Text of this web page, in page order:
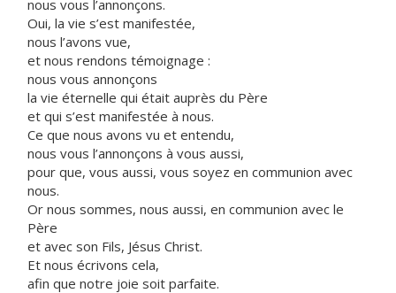
nous vous l’annonçons.
Oui, la vie s’est manifestée,
nous l’avons vue,
et nous rendons témoignage :
nous vous annonçons
la vie éternelle qui était auprès du Père
et qui s’est manifestée à nous.
Ce que nous avons vu et entendu,
nous vous l’annonçons à vous aussi,
pour que, vous aussi, vous soyez en communion avec
nous.
Or nous sommes, nous aussi, en communion avec le
Père
et avec son Fils, Jésus Christ.
Et nous écrivons cela,
afin que notre joie soit parfaite.